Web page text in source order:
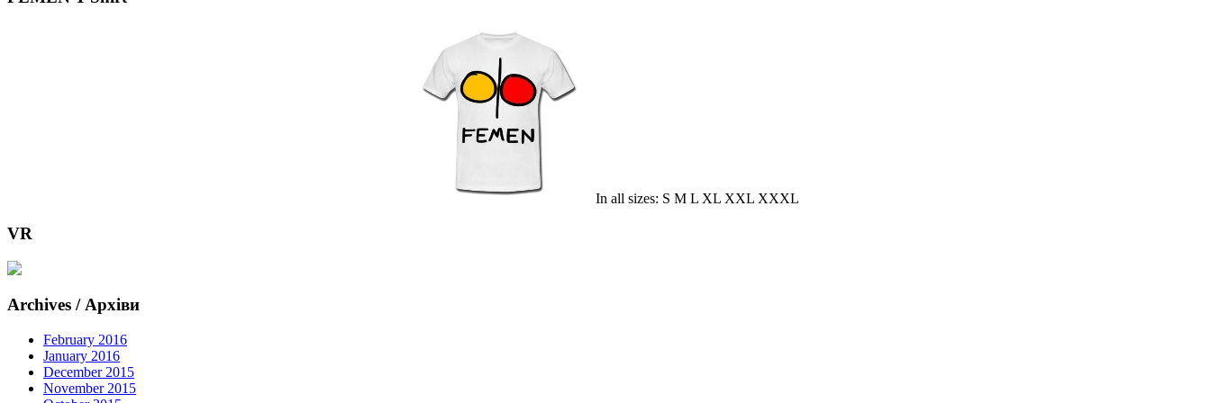
In all sizes: S M L XL XXL XXXL
VR
Archives / Архіви
February 2016
January 2016
December 2015
November 2015